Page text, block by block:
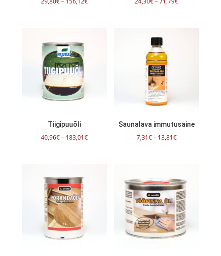
Tiigipuuõli
40,96€– 183,01€Hinnavahemik:
Saunalava immutusaine
7,31€– 13,81€Hinnavahemik: